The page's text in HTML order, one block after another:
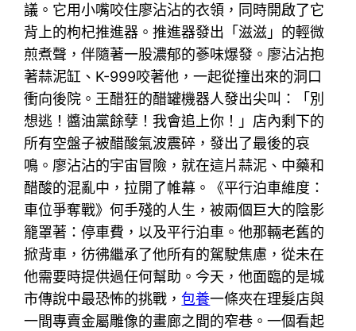
議。它用小嘴咬住廖沾沾的衣領，同時開啟了它
背上的枸杞推進器。推進器發出「滋滋」的輕微
煎煮聲，伴隨著一股濃郁的蔘味爆發。廖沾沾抱
著蒜泥缸、K-999咬著他，一起從撞出來的洞口
衝向後院。王醋狂的醋罐機器人發出尖叫：「別
想逃！醬油黨餘孽！我會追上你！」店內剩下的
所有空盤子被醋酸氣波震碎，發出了最後的哀
鳴。廖沾沾的宇宙冒險，就在這片蒜泥、中藥和
醋酸的混亂中，拉開了帷幕。《平行泊車維度：
車位爭奪戰》何手殘的人生，被兩個巨大的陰影
籠罩著：停車費，以及平行泊車。他那輛老舊的
掀背車，彷彿繼承了他所有的駕駛焦慮，從未在
他需要時提供過任何幫助。今天，他面臨的是城
市傳說中最恐怖的挑戰，包養一條夾在理髮店與
一間專賣金屬雕像的畫廊之間的窄巷。一個看起